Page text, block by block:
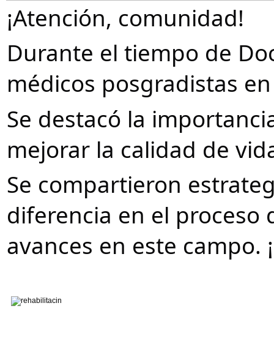
¡Atención, comunidad!
Durante el tiempo de
médicos posgradistas
Se destacó la
mejorar la calidad de
Se compartieron
diferencia en el proceso
avances en este campo.